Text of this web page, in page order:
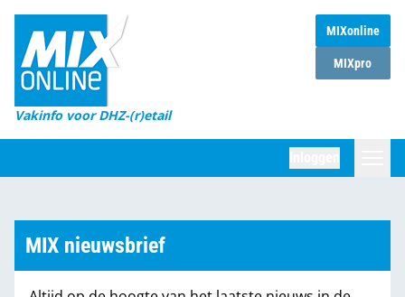
MIXonline
MIXpro
Vakinfo voor DHZ-(r)etail
Home
Magazines
DHZ Sessie
Marktcijfers
MIX nieuwsbrief